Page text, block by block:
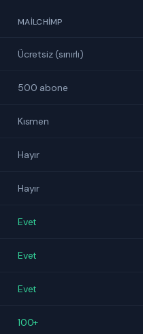
MAILCHIMP
Ücretsiz (sınırlı)
500 abone
Kısmen
Hayır
Hayır
Evet
Evet
Evet
100+